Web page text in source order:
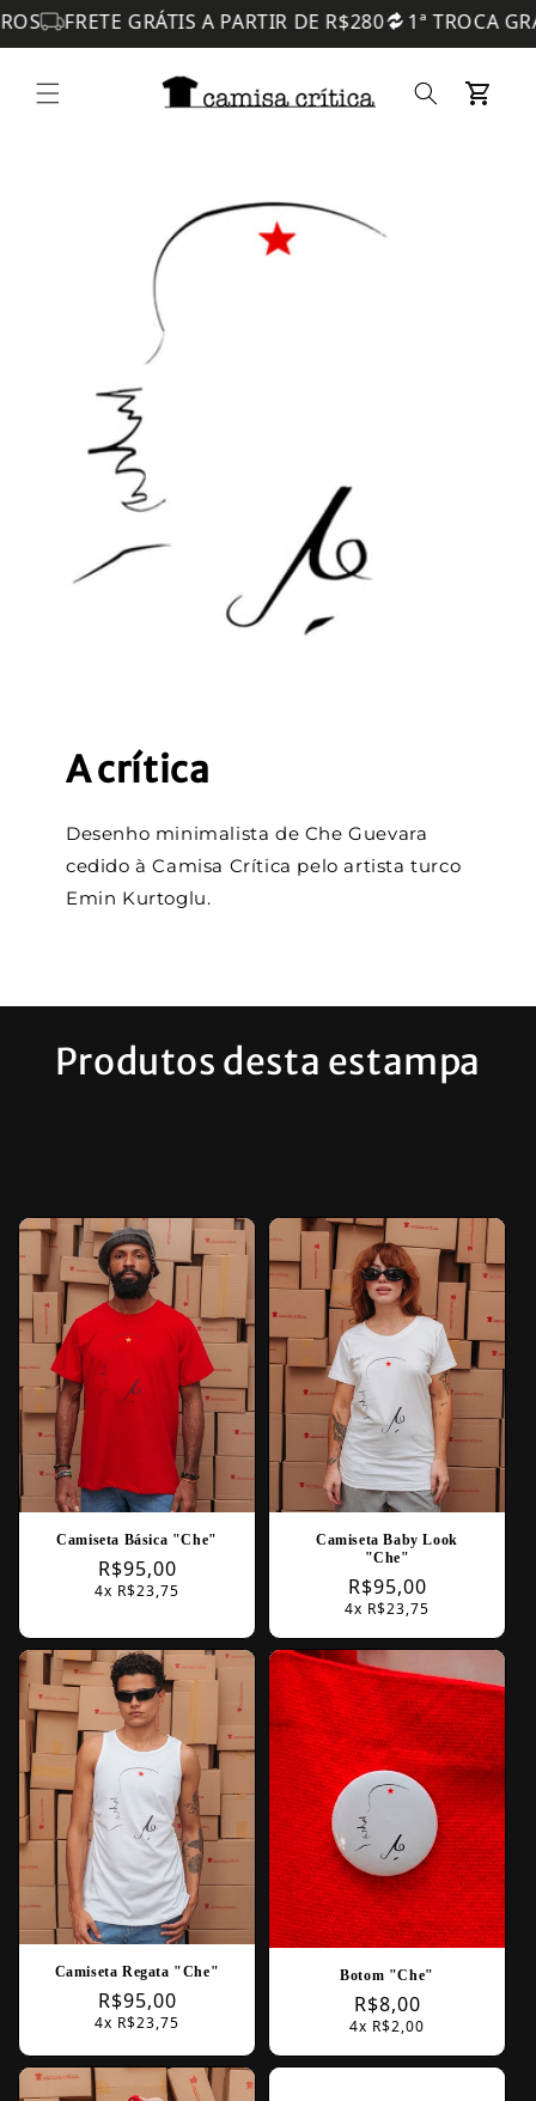
Skip to
GRÁTIS A PARTIR DE R$280 1ª TROCA GRÁTIS
Cart
A crítica
Desenho minimalista de Che Guevara
cedido à Camisa Crítica pelo artista turco
Emin Kurtoglu.
Produtos desta estampa
Camiseta Básica "Che"
Regular
price
R$95,00
4x R$23,75
Camiseta Baby Look
"Che"
Regular
price
R$95,00
4x R$23,75
Camiseta Regata "Che"
Regular
price
R$95,00
4x R$23,75
Botom "Che"
Regular
price
R$8,00
4x R$2,00